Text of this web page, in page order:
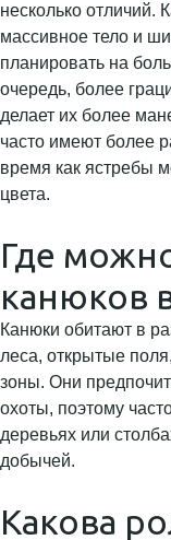
несколько отличий.
массивное тело и
планировать на
очередь, более
делает их более
часто имеют более
время как ястребы
цвета.
Где
канюков
Канюки обитают в
леса, открытые
зоны. Они
охоты, поэтому
деревьях или
добычей.
Какова